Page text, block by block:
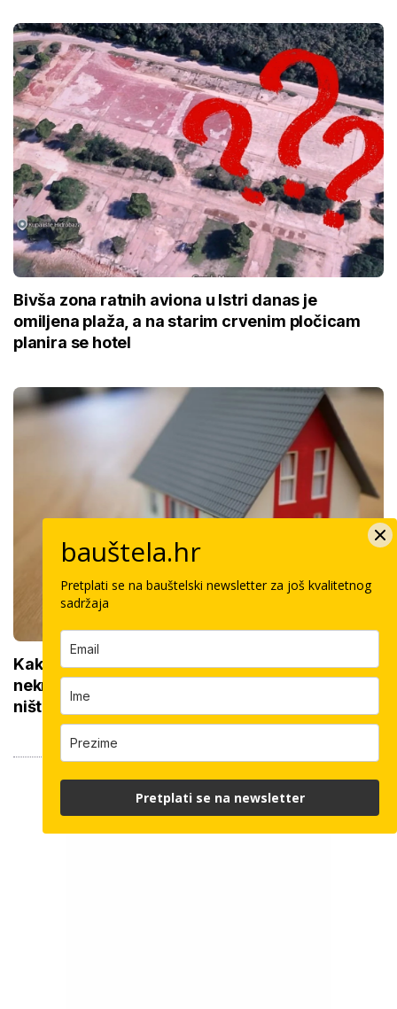
Bivša zona ratnih aviona u Istri danas je
omiljena plaža, a na starim crvenim pločicam
planira se hotel
Kako do povrata poreza za kupnju prve
nekretnine: Morate znati ovih 5 stvari, bez njih
ništa
bauštela.hr
Pretplati se na bauštelski newsletter za još kvalitetnog
sadržaja
Pretplati se na newsletter